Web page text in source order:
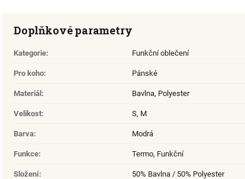
Doplňkové parametry
Kategorie: Funkční oblečení
Pro koho: Pánské
Materiál: Bavlna, Polyester
Velikost: S, M
Barva: Modrá
Funkce: Termo, Funkční
Složení: 50% Bavlna / 50% Polyester